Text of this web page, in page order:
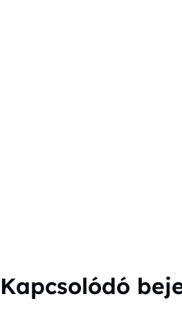
Kapcsolódó